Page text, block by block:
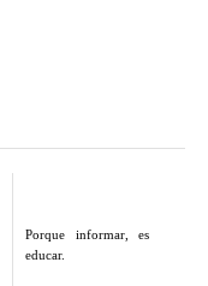
Porque informar, es
educar.